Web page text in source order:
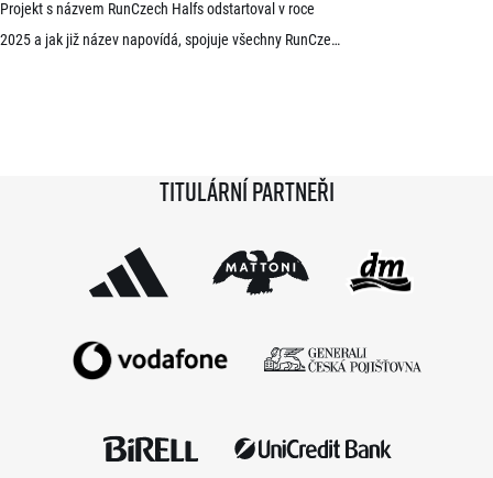
Projekt s názvem RunCzech Halfs odstartoval v roce
2025 a jak již název napovídá, spojuje všechny RunCzech
sezónu a od startu tak uběhlo teprve 18 měsíců,
Titulární partneři